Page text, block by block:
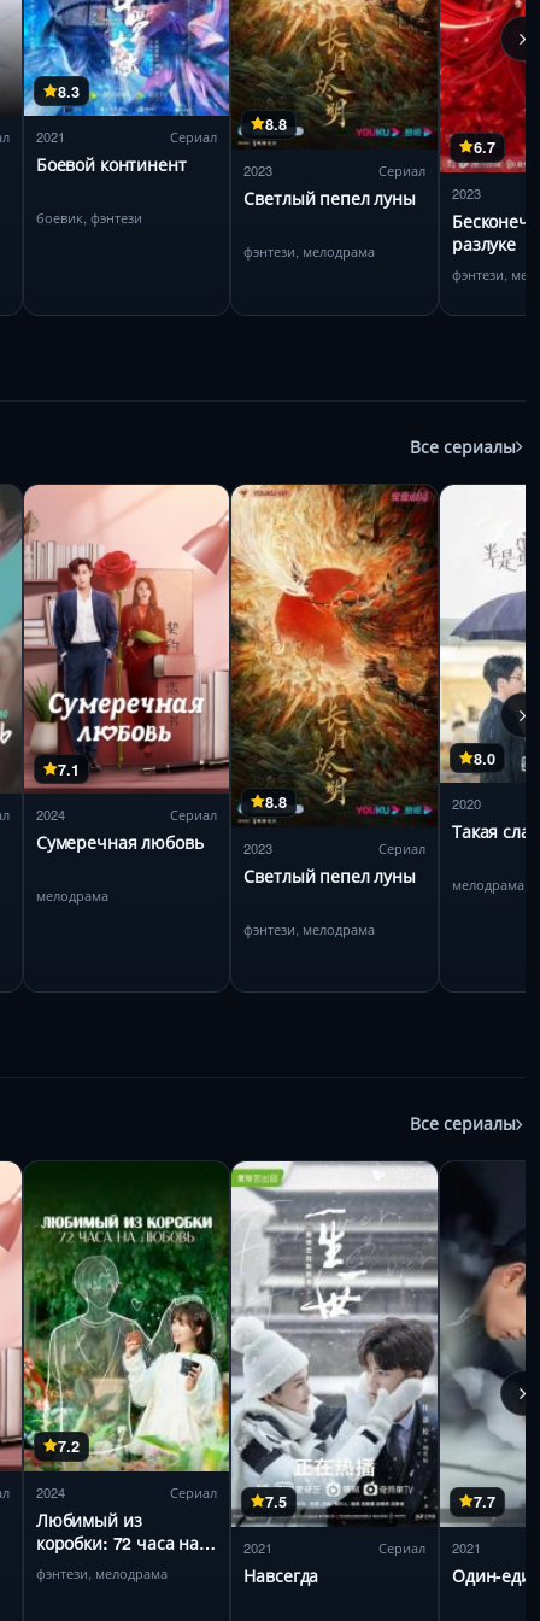
8.3
2021 Сериал
Боевой континент
боевик, фэнтези
8.8
2023 Сериал
Светлый пепел луны
фэнтези, мелодрама
6.7
2023
разлуке
фэнтези,
Все сериалы
7.1
2024 Сериал
Сумеречная любовь
мелодрама
8.8
2023 Сериал
Светлый пепел луны
фэнтези, мелодрама
8.0
2020
Такая
мелодрама
Все сериалы
7.2
2024 Сериал
Любимый из
коробки: 72 часа на
любовь
фэнтези, мелодрама
7.5
2021 Сериал
Навсегда
7.7
2021
Один-